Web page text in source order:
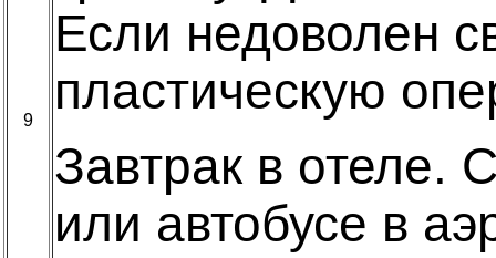
9
Если недоволен
пластическую
Завтрак в отеле.
или автобусе в